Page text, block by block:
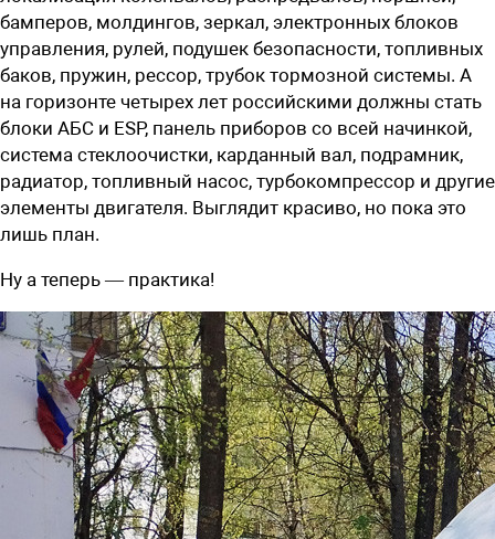
бамперов, молдингов, зеркал, электронных блоков
управления, рулей, подушек безопасности, топливных
баков, пружин, рессор, трубок тормозной системы. А
на горизонте четырех лет российскими должны стать
блоки АБС и ESP, панель приборов со всей начинкой,
система стеклоочистки, карданный вал, подрамник,
радиатор, топливный насос, турбокомпрессор и другие
элементы двигателя. Выглядит красиво, но пока это
лишь план.
Ну а теперь — практика!